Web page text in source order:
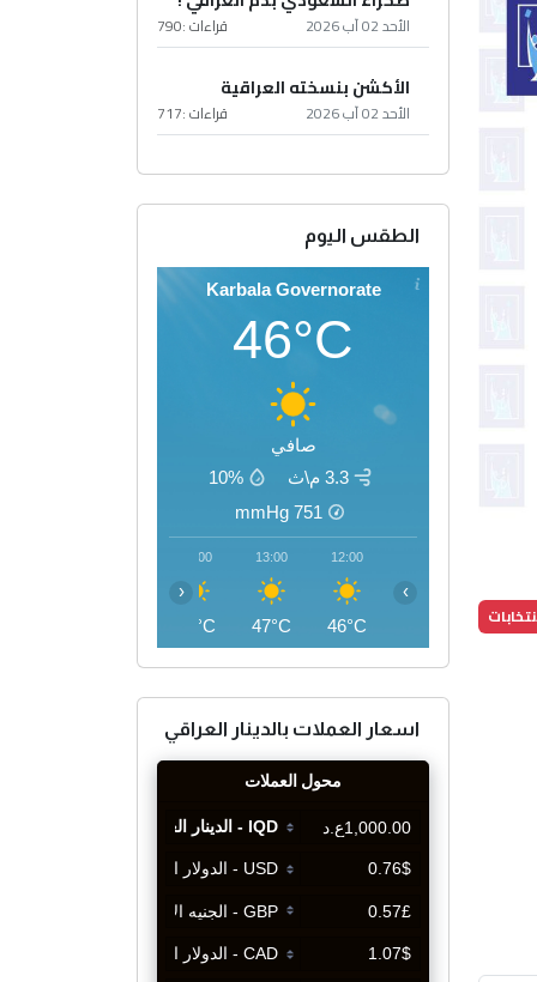
الأحد 02 آب 2026 قراءات :790
الأكشن بنسخته العراقية
الأحد 02 آب 2026 قراءات :717
الطقس اليوم
Karbala Governorate
46°C
صافي
3.3 م\ث
10%
751
mmHg
12:00
46°C
13:00
47°C
14:00
47°C
‹ ›
اسعار العملات بالدينار العراقي